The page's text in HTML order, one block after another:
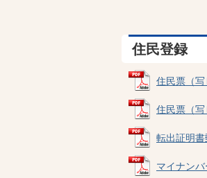
住民登録
住民票（
住民票（
転出証明
マイナン